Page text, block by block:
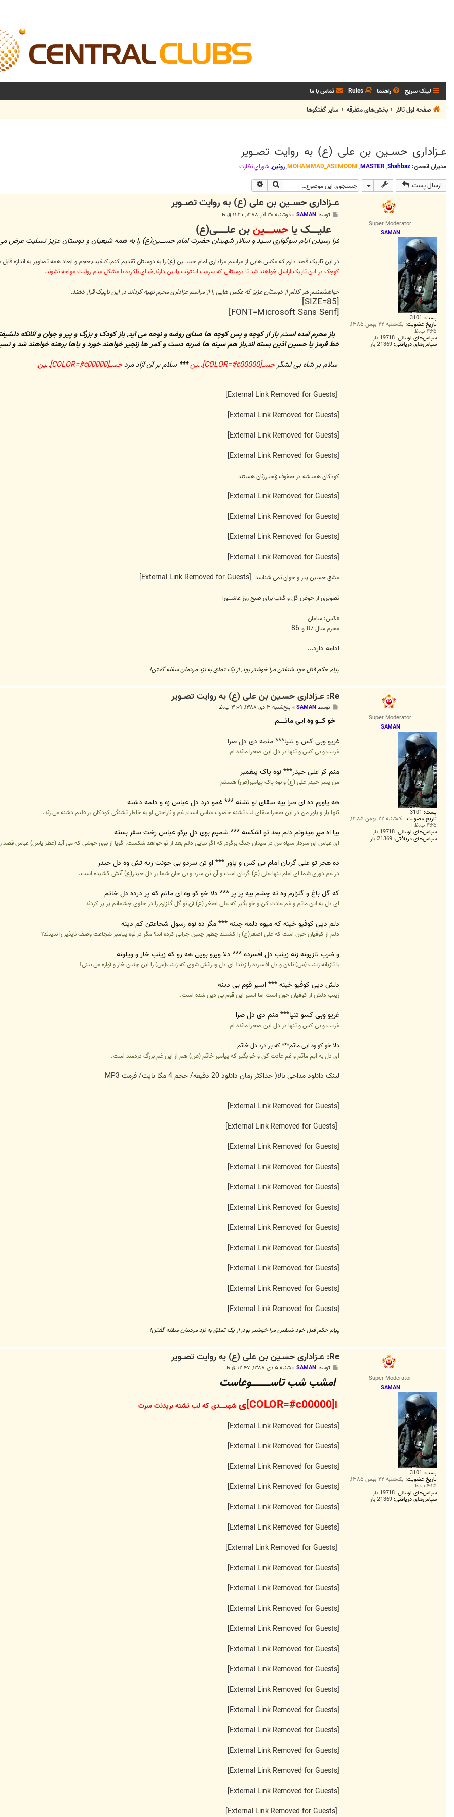
لینک سریع راهنما Rules
تماس با ما
صفحه اول تالار
بخش‌‌هاي متفرقه ساير گفتگوها
عــزاداری حســین بن علی (ع) به روایت تصــویر
مدیران انجمن: Shahbaz
,
MASTER
,
MOHAMMAD_ASEMOONI
,رونین,شوراي نظارت
ارسال پست جستجو
Super Moderator
SAMAN
پست: 3101
تاریخ عضویت: یک‌شنبه ۲۲ بهمن ۱۳۸۵,
۴:۲۵ ب.ظ
سپاس‌های ارسالی: 19718 بار
سپاس‌های دریافتی: 21369 بار
عــزاداری حســین بن علی (ع) به روایت تصــویر
ت
توسط SAMAN
»دوشنبه ۳۰ آذر ۱۳۸۸, ۱۱:۳۰ ق.ظ
علیـــــک یا حســـــینبن علــــــی(ع)
فرا رسیدن ایام سوگواری ســید و سالار شهیدان حضرت امام حســــین(ع) را به همه شیعیان و دوستان عزیز تسلیت عرض
در این تاپیک قصد دارم که عکس هایی از مراسم عزاداری امام حســـین (ع) را به دوستان تقدیم کنم.کیفیت,حجم و ابعاد همه تصاویر به اندازه
کوچک در این تاپیک اراسل خواهند شد تا دوستانی که سرعت اینترنت پایین دارند,خدای ناکرده با مشکل عدم روئیت مواجه نشوند.
خواهشمندم هر کدام از دوستان عزیز که عکس هایی را از مراسم عزاداری محرم تهیه کرداند در این تاپیک قرار دهند.
[SIZE=85]
[FONT=Microsoft Sans Serif]
باز محرم آمده است, باز از کوچه و پس کوچه ها صدای روضه و نوحه می آید, باز کودک و بزرگ و پیر و جوان و آنانکه
خط قرمز یا حسین آذین بسته اند,باز هم سینه ها ضربه دست و کمر ها زنجیر خواهند خورد و پاها برهنه خواهند شد
سلام بر شاه بی لشگرحســ[COLOR=#c00000]ـ ـین*** سلام بر آن آزاد مردحســ[COLOR=#c00000]ـ ـین
[External Link Removed for Guests]
[External Link Removed for Guests]
[External Link Removed for Guests]
[External Link Removed for Guests]
کودکان همیشه در صفوف زنجیرزنان هستند
[External Link Removed for Guests]
[External Link Removed for Guests]
[External Link Removed for Guests]
[External Link Removed for Guests]
عشق حسین پیر و جوان نمی شناسد [External Link Removed for Guests]
تصویری از حوض گل و گلاب برای صبح روز عاشـــورا
عکس: سامان
محرم سال 87
و 86
ادامه دارد...
پیام حکم قتل خود شنفتن مرا خوشتر بود, از یک تملق به نزد مردمان سفله گفتن!
Super Moderator
SAMAN
پست: 3101
تاریخ عضویت: یک‌شنبه ۲۲ بهمن ۱۳۸۵,
۴:۲۵ ب.ظ
سپاس‌های ارسالی: 19718 بار
سپاس‌های دریافتی: 21369 بار
Re: عــزاداری حســین بن علی (ع) به روایت تصــویر
ت
توسط SAMAN
» پنج‌شنبه ۳ دی ۱۳۸۸, ۳:۰۹ ب.ظ
خو کــــو وه ایی ماتــــــم
غریو وبی کس و تنیا*** منمه دی دل صرا
غریب و بی کس و تنها در دل این صحرا مانده ام
منم کر علی حیدر*** نوه پاک پیغمبر
من پسر حیدر علی (ع) و نوه پاک پیامبر(ص) هستم
هه یاورم ده ای صرا بیه سقای لو تشنه *** غمو درد دل عباس زه و دلمه دشنه
تنها یار و یاور من در این صحرا سقای لب تشنه حضرت عباس است, غم و ناراحتی او به خاطر تشنگی کودکان بر قلبم دشنه می زند.
بیا اه میر میدونم دلم بعد تو اشکسه *** شمیم بوی دل برکو عباس رخت سفر بسته
ای عباس ای سردار سپاه من در میدان جنگ برگرد, که اگر نیایی دلم بعد از تو خواهد شکست. گویا از بوی خوشی که می آید (عطر یاس) عباس قصد
ده هجر تو علی گریان امام بی کس و یاور *** او تن سردو بی جونت زیه تش وه دل حیدر
در غم دوری شما ای امام تنها علی (ع) گریان است و آن تن سرد و بی جان شما بر دل حیدر(ع) آتش کشیده است.
که گل باغ و گلزارم وه ته چشم بیه پر پر *** دلا خو کو وه ای ماتم که پر درده دل خاتم
ای دل به این ماتم و غم عادت کن و خو بگیر که علی اصغر (ع) آن نو گل گلزارم را در جلوی چشمانم پر پر کردند
دلم دیی کوفیو خینه که میوه دلمه چینه *** مگر ده نوه رسول شجاعتن کم دینه
دلم از کوفیان خون است که علی اصغر(ع) را کشتند چطور چنین جراتی کرده اند؟ مگر در نوه پیامبر شجاعت وصف ناپذیر را ندیدند؟
و ضرب تازیونه زنه زینب دل افسرده *** دلا ویرو بویی هه رو که زینب خار و ویلونه
با تازیانه زینب (س) نالان و دل افسرده را زدند! ای دل ویرانش شوی که زینب(س) را این چنین خار و آواره می بینی!
دلش دیی کوفیو خینه *** اسیر قوم بی دینه
زینب دلش از کوفیان خون است اما اسیر این قوم بی دین شده است.
غریو وبی کسو تنیا*** منم دی دل صرا
غریب و بی کس و تنها در دل این صحرا مانده ام
دلا خو کو وه ایی ماتم*** که پر درد دل خاتم
ای دل به ایم ماتم و غم عادت کن و خو بگیر که پیامبر خاتم (ص) هم از این غم بزرگ دردمند است.
لینک دانلود مداحی بالا( حداکثر زمان دانلود 20 دقیقه/ حجم 4 مگا بایت/ فرمت MP3
[External Link Removed for Guests]
[External Link Removed for Guests]
[External Link Removed for Guests]
[External Link Removed for Guests]
[External Link Removed for Guests]
[External Link Removed for Guests]
[External Link Removed for Guests]
[External Link Removed for Guests]
[External Link Removed for Guests]
[External Link Removed for Guests]
[External Link Removed for Guests]
پیام حکم قتل خود شنفتن مرا خوشتر بود, از یک تملق به نزد مردمان سفله گفتن!
Super Moderator
SAMAN
پست: 3101
تاریخ عضویت: یک‌شنبه ۲۲ بهمن ۱۳۸۵,
۴:۲۵ ب.ظ
سپاس‌های ارسالی: 19718 بار
سپاس‌های دریافتی: 21369 بار
Re: عــزاداری حســین بن علی (ع) به روایت تصــویر
ت
توسط SAMAN
»شنبه ۵ دی ۱۳۸۸, ۱۲:۴۷ ق.ظ
امشب شب تاســــــــــــوعاست
ا[COLOR=#c00000]ی
شهیـــــدی که لب تشنه بریدنت سرت
[External Link Removed for Guests]
[External Link Removed for Guests]
[External Link Removed for Guests]
[External Link Removed for Guests]
[External Link Removed for Guests]
[External Link Removed for Guests]
[External Link Removed for Guests]
[External Link Removed for Guests]
[External Link Removed for Guests]
[External Link Removed for Guests]
[External Link Removed for Guests]
[External Link Removed for Guests]
[External Link Removed for Guests]
[External Link Removed for Guests]
[External Link Removed for Guests]
[External Link Removed for Guests]
[External Link Removed for Guests]
[External Link Removed for Guests]
[External Link Removed for Guests]
[External Link Removed for Guests]